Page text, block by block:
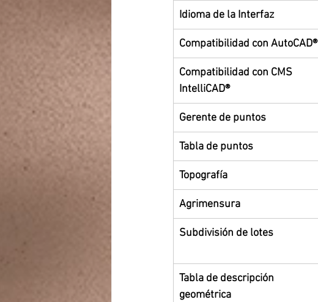
Idioma de la Interfaz
Compatibilidad con AutoCAD®
Compatibilidad con CMS
IntelliCAD®
Gerente de puntos
Tabla de puntos
Topografía
Agrimensura
​Subdivisión de lotes
Tabla de descripción
geométrica